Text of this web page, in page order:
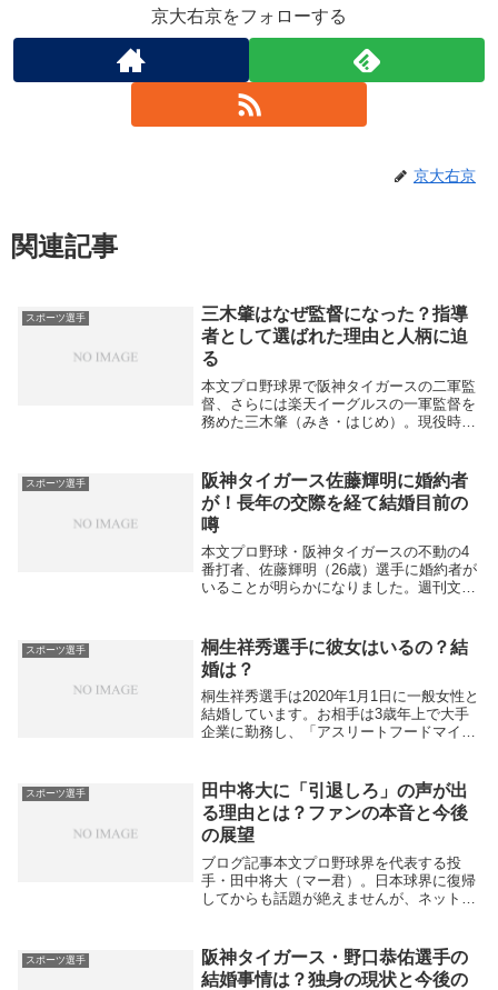
京大右京をフォローする
京大右京
関連記事
スポーツ選手
三木肇はなぜ監督になった？指導
者として選ばれた理由と人柄に迫
る
本文プロ野球界で阪神タイガースの二軍監
督、さらには楽天イーグルスの一軍監督を
務めた三木肇（みき・はじめ）。現役時代
督」という立場に選ばれたのでしょうか。
その理由を探っ...
スポーツ選手
阪神タイガース佐藤輝明に婚約者
が！長年の交際を経て結婚目前の
噂
本文プロ野球・阪神タイガースの不動の4
番打者、佐藤輝明（26歳）選手に婚約者が
いることが明らかになりました。週刊文春
り、近々結婚を控えていると球団関係者か
らも囁かれ...
スポーツ選手
桐生祥秀選手に彼女はいるの？結
婚は？
桐生祥秀選手は2020年1月1日に一般女性と
結婚しています。お相手は3歳年上で大手
企業に勤務し、「アスリートフードマイス
婚姻届を提出しました。また、2021年2...
スポーツ選手
田中将大に「引退しろ」の声が出
る理由とは？ファンの本音と今後
の展望
ブログ記事本文プロ野球界を代表する投
手・田中将大（マー君）。日本球界に復帰
してからも話題が絶えませんが、ネット上
しい声が飛ぶのでしょうか。まず背景とし
て挙げられるの...
スポーツ選手
阪神タイガース・野口恭佑選手の
結婚事情は？独身の現状と今後の